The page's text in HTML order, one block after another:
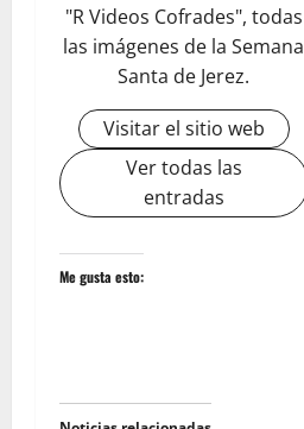
"R Videos Cofrades", todas
las imágenes de la Semana
Santa de Jerez.
Visitar el sitio web
Ver todas las
entradas
Me gusta esto: